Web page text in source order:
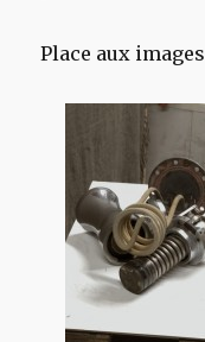
Place aux images